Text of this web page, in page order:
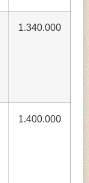
1.340.000
1.400.000